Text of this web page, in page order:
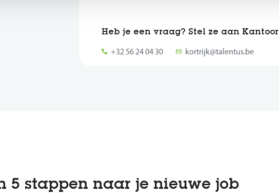
Heb je een vraag? Stel ze aan Kantoor
+32 56 24 04 30 kortrijk@talentus.be
5 stappen naar je nieuwe job